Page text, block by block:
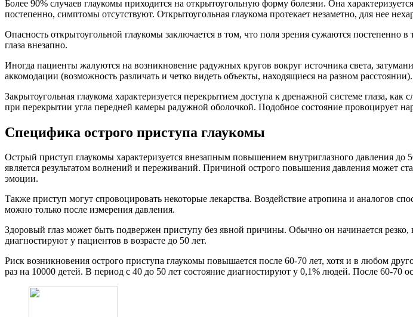
Более 90% случаев глаукомы приходится на открытоугольную форму болезни. Она
постепенно, симптомы отсутствуют. Открытоугольная глаукома протекает незаметно, для нее
Опасность открытоугольной глаукомы заключается в том, что поля зрения сужаются постепенно
глаза внезапно.
Иногда пациенты жалуются на возникновение радужных кругов вокруг источника света,
аккомодации (возможность различать и четко видеть объекты, находящиеся на разном расстоянии).
Закрытоугольная глаукома характеризуется перекрытием доступа к дренажной системе глаза,
при перекрытии угла передней камеры радужной оболочкой. Подобное состояние провоцирует
Специфика острого приступа глаукомы
Острый приступ глаукомы характеризуется внезапным повышением внутриглазного давления
является результатом волнений и переживаний. Причиной острого повышения давления может
эмоции.
Также приступ могут спровоцировать некоторые лекарства. Воздействие атропина и аналогов
можно только после измерения давления.
Здоровый глаз может быть подвержен приступу без явной причины. Обычно он начинается
диагностируют у пациентов в возрасте до 50 лет.
Риск возникновения острого приступа глаукомы повышается после 60-70 лет, хотя и в любом
раз на 10000 детей. В период с 40 до 50 лет состояние диагностируют у 0,1% людей. После 60-70